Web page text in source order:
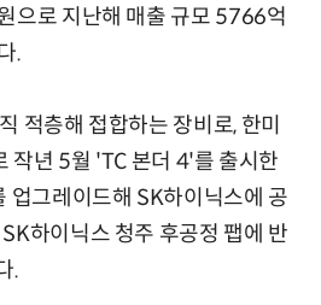
으로 지난해 매출 규모 5766억
.
적층해 접합하는 장비로, 한미
작년 5월 'TC 본더 4'를 출시한
업그레이드해 SK하이닉스에 공
하이닉스 청주 후공정 팹에 반
.